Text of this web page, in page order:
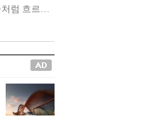
든 희망을
시각을 제시
옥이 아니라
인 ‘은퇴연
럼 흐르고
한국 금융의
요한 역할
인으로서 큰
회장이 후배
의 조언을
『물처럼 흐